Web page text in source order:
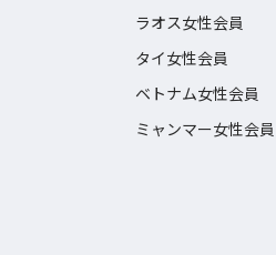
ラオス女性会員
タイ女性会員
ベトナム女性会員
ミャンマー女性会員